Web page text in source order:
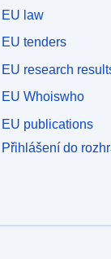
EU law
EU tenders
EU research
EU Whoiswho
EU publications
Přihlášení do